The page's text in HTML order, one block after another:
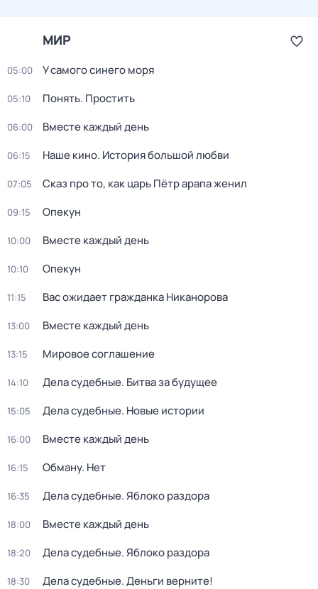
МИР
05:00 У самого синего моря
05:10 Понять. Простить
06:00 Вместе каждый день
06:15 Наше кино. История большой любви
07:05 Сказ про то, как царь Пётр арапа женил
09:15 Опекун
10:00 Вместе каждый день
10:10 Опекун
11:15 Вас ожидает гражданка Никанорова
13:00 Вместе каждый день
13:15 Мировое соглашение
14:10 Дела судебные. Битва за будущее
15:05 Дела судебные. Новые истории
16:00 Вместе каждый день
16:15 Обману. Нет
16:35 Дела судебные. Яблоко раздора
18:00 Вместе каждый день
18:20 Дела судебные. Яблоко раздора
18:30 Дела судeбные. Деньги вернитe!